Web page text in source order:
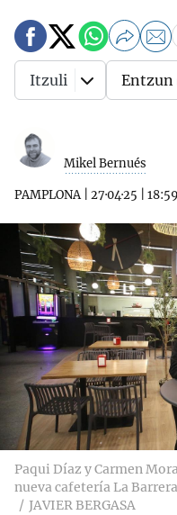
Mikel Bernués
PAMPLONA| 27·04·25 18:59
Itzuli Entzun
Paqui Díaz y Carmen
nueva cafetería La
JAVIER BERGASA